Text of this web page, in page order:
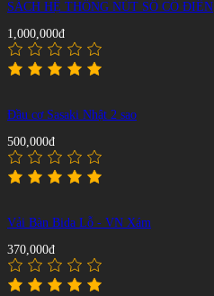
SÁCH HỆ THỐNG NÚT SỐ CỔ ĐIỂN
1,000,000đ
Đầu cơ Sasaki Nhật 2 sao
500,000đ
Vải Bàn Bida Lỗ - VN Xám
370,000đ